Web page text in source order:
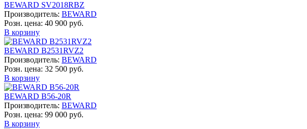
BEWARD SV2018RBZ
Производитель: BEWARD
Розн. цена: 40 900 руб.
В корзину
BEWARD B2531RVZ2
Производитель: BEWARD
Розн. цена: 32 500 руб.
В корзину
BEWARD B56-20R
Производитель: BEWARD
Розн. цена: 99 000 руб.
В корзину